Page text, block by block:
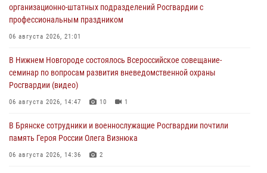
организационно-штатных подразделений Росгвардии с
профессиональным праздником
06 августа 2026, 21:01
В Нижнем Новгороде состоялось Всероссийское совещание-
семинар по вопросам развития вневедомственной охраны
Росгвардии (видео)
06 августа 2026, 14:47 10 1
В Брянске сотрудники и военнослужащие Росгвардии почтили
память Героя России Олега Визнюка
06 августа 2026, 14:36 2